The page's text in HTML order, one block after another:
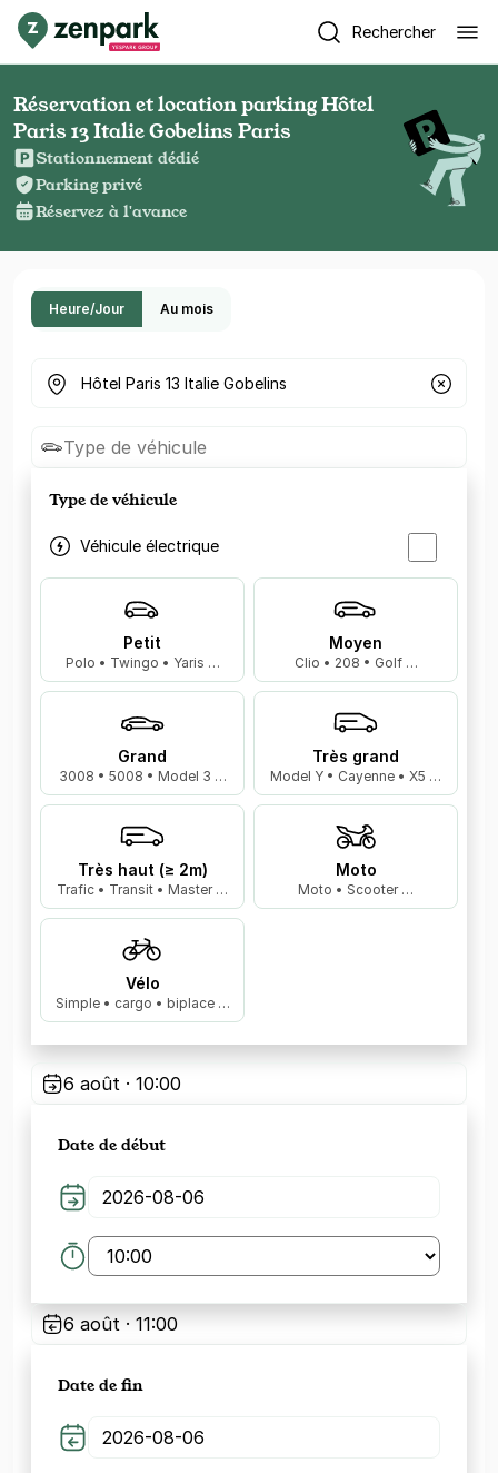
Rechercher
Réservation et location parking Hôtel
Paris 13 Italie Gobelins Paris
Stationnement dédié
Parking privé
Réservez à l'avance
Heure/Jour Au mois
Où cherchez-vous un parking ?
Type de véhicule
Type de véhicule
Véhicule électrique
Petit
Polo • Twingo • Yaris …
Moyen
Clio • 208 • Golf …
Grand
3008 • 5008 • Model 3 …
Très grand
Model Y • Cayenne • X5 …
Très haut (≥ 2m)
Trafic • Transit • Master …
Moto
Moto • Scooter …
Vélo
Simple • cargo • biplace …
6 août · 10:00
Date de début
6 août · 11:00
Date de fin